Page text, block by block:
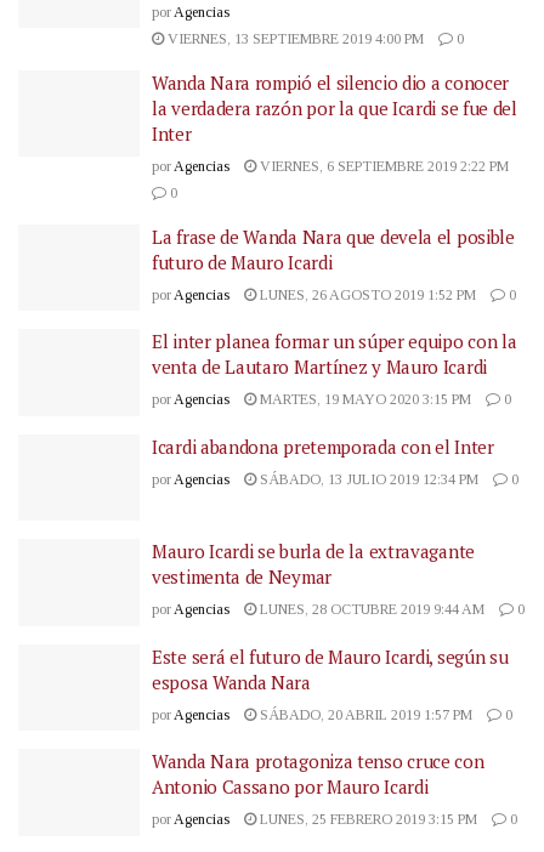
por Agencias
VIERNES, 13 SEPTIEMBRE 2019 4:00 PM
0
Wanda Nara rompió el silencio dio a conocer
la verdadera razón por la que Icardi se fue del
Inter
por Agencias
VIERNES, 6 SEPTIEMBRE 2019 2:22 PM
0
La frase de Wanda Nara que devela el posible
futuro de Mauro Icardi
por Agencias LUNES, 26 AGOSTO 2019 1:52 PM 0
El inter planea formar un súper equipo con la
venta de Lautaro Martínez y Mauro Icardi
porAgencias MARTES, 19 MAYO 2020 3:15 PM 0
Icardi abandona pretemporada con el Inter
por Agencias SÁBADO, 13 JULIO 2019 12:34 PM 0
Mauro Icardi se burla de la extravagante
vestimenta de Neymar
porAgencias LUNES, 28 OCTUBRE 2019 9:44 AM 0
Este será el futuro de Mauro Icardi, según su
esposa Wanda Nara
por Agencias SÁBADO, 20 ABRIL 2019 1:57 PM 0
Wanda Nara protagoniza tenso cruce con
Antonio Cassano por Mauro Icardi
porAgencias LUNES, 25 FEBRERO 2019 3:15 PM 0